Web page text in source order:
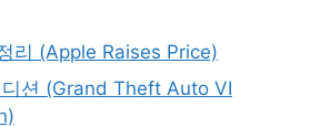
리 (Apple Raises Price)
션 (Grand Theft Auto VI